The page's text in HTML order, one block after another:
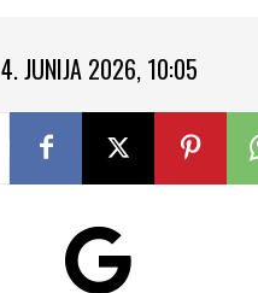
4. JUNIJA 2026, 10:05